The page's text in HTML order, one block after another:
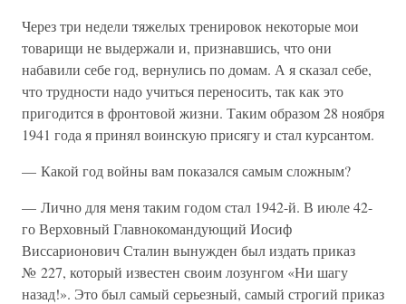
Через три недели тяжелых тренировок некоторые мои
товарищи не выдержали и, признавшись, что они
набавили себе год, вернулись по домам. А я сказал себе,
что трудности надо учиться переносить, так как это
пригодится в фронтовой жизни. Таким образом 28 ноября
1941 года я принял воинскую присягу и стал курсантом.
— Какой год войны вам показался самым сложным?
— Лично для меня таким годом стал 1942-й. В июле 42-
го Верховный Главнокомандующий Иосиф
Виссарионович Сталин вынужден был издать приказ
№ 227, который известен своим лозунгом «Ни шагу
назад!». Это был самый серьезный, самый строгий приказ